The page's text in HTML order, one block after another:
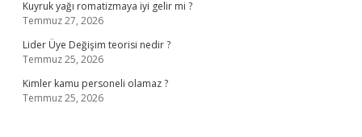
Kuyruk yağı romatizmaya iyi gelir mi ?
Temmuz 27, 2026
Lider Üye Değişim teorisi nedir ?
Temmuz 25, 2026
Kimler kamu personeli olamaz ?
Temmuz 25, 2026